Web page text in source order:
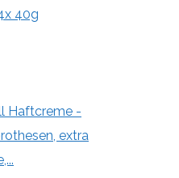
40g
Haftcreme -
extra